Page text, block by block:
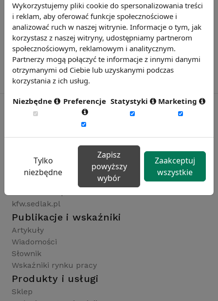
wynagrodzenia.pl
raportyplacowe.pl
badaniaHR.pl
kfw.sedlak.pl
Publikacje i wskaźniki
Artykuły
Wiadomości
Słownik
Wskaźniki rynku pracy
Produkty i usługi
Sklep
Wykorzystujemy pliki cookie do spersonalizowania treści
i reklam, aby oferować funkcje społecznościowe i
analizować ruch w naszej witrynie. Informacje o tym, jak
korzystasz z naszej witryny, udostępniamy partnerom
społecznościowym, reklamowym i analitycznym.
Partnerzy mogą połączyć te informacje z innymi danymi
otrzymanymi od Ciebie lub uzyskanymi podczas
korzystania z ich usług.
Niezbędne Preferencje Statystyki Marketing
Tylko
niezbędne
Zapisz
powyższy
wybór
Zaakceptuj
wszystkie